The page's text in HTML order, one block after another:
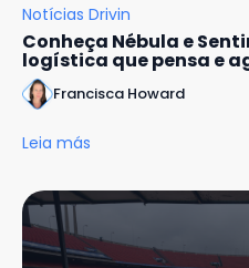
Notícias Drivin
Conheça Nébula e
logística que pensa e
Francisca Howard
Leia más